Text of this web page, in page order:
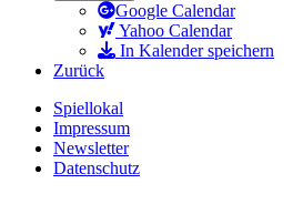
Google Calendar
Yahoo Calendar
In Kalender speichern
Zurück
Spiellokal
Impressum
Newsletter
Datenschutz